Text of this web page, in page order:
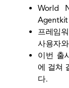
World
Agentkit
프레임
사용자
이번 출
에 걸쳐
다.